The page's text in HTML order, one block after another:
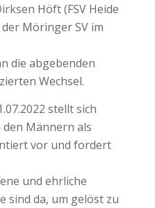
Höft (FSV Heide
Möringer SV im
die abgebenden
Wechsel.
stellt sich
Männern als
vor und fordert
und ehrliche
sind da, um gelöst zu